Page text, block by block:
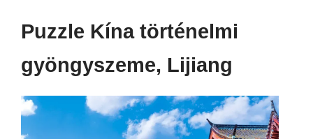
Puzzle Kína történelmi
gyöngyszeme, Lijiang